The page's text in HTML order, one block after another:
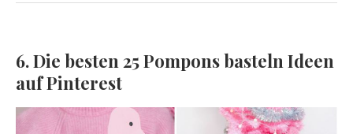
6. Die besten 25 Pompons basteln Ideen
auf Pinterest